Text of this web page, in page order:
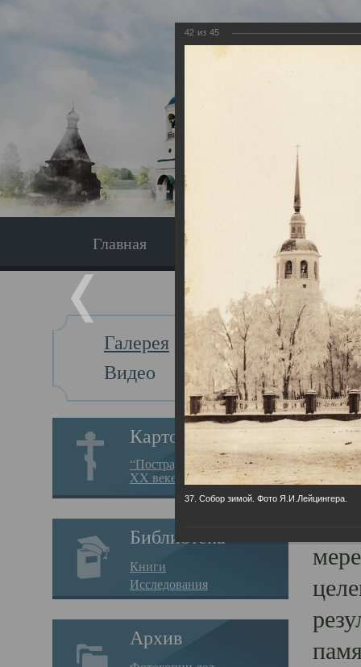
Главная Экскурсия
Галерея
Видео
Картотека
“Пострадавшие за веру в
XX веке на Севере”
Библиотека
Книги
Исследования
Архив
Главная
42 из 45
37. Собор зимой. Фото Я.И.Лейцингера.